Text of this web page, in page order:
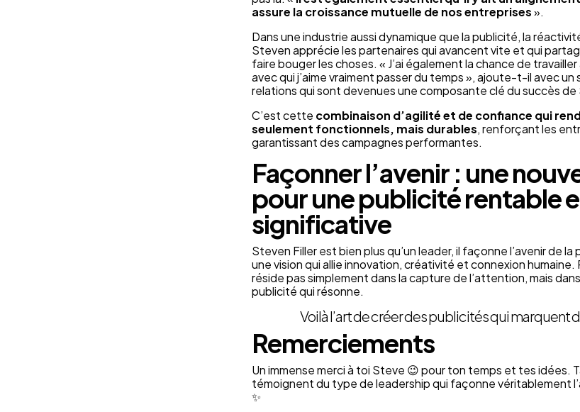
assure la croissance mutuelle de nos entreprises».
Dans une industrie aussi dynamique que la publicité, la
Steven apprécie les partenaires qui avancent vite et qui
faire bouger les choses. « J’ai également la chance de
avec qui j’aime vraiment passer du temps », ajoute-t-il avec un
relations qui sont devenues une composante clé du succès
C’est cette combinaison d’agilité et de confiance qui
seulement fonctionnels, mais durables, renforçant les
garantissant des campagnes performantes.
Façonner l’avenir : une
pour une publicité rentable
significative
Steven Filler est bien plus qu’un leader, il façonne l’avenir de
une vision qui allie innovation, créativité et connexion humaine.
réside pas simplement dans la capture de l’attention, mais
publicité qui résonne.
Voilà l’art de créer des publicités qui marquent
Remerciements
Un immense merci à toi Steve 😉 pour ton temps et tes idées.
témoignent du type de leadership qui façonne véritablement
✨